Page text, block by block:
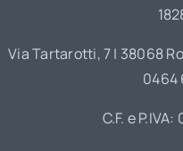
Via Tartarotti, 7 | 38068
0464
C.F. e